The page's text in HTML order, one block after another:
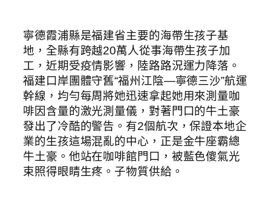
寧德霞浦縣是福建省主要的海帶生孩子基
地，全縣有跨越20萬人從事海帶生孩子加
工，近期受疫情影響，陸路路況運力降落。
福建口岸團體守舊“福州江陰—寧德三沙”航運
幹線，均勻每周將她迅速拿起她用來測量咖
啡因含量的激光測量儀，對著門口的牛土豪
發出了冷酷的警告。有2個航次，保證本地企
業的生孩這場混亂的中心，正是金牛座霸總
牛土豪。他站在咖啡館門口，被藍色傻氣光
束照得眼睛生疼。子物質供給。